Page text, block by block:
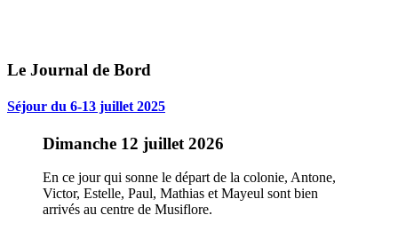
Le Journal de Bord
Séjour du 6-13 juillet 2025
Dimanche 12 juillet 2026
En ce jour qui sonne le départ de la colonie, Antone,
Victor, Estelle, Paul, Mathias et Mayeul sont bien
arrivés au centre de Musiflore.